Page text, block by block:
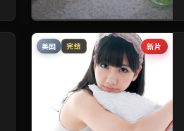
新片
美国 完结